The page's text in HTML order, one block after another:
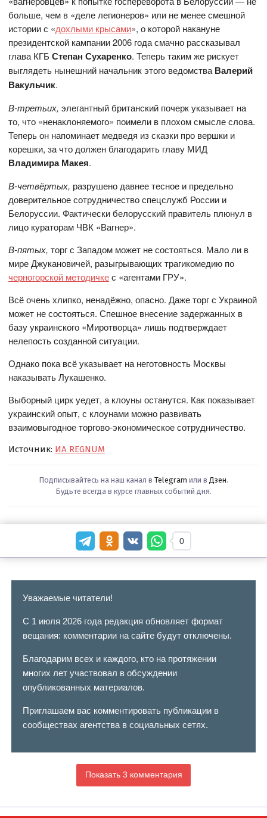
больше, чем в «деле легионеров» или не менее смешной
истории с «дохлыми крысами», о которой накануне
президентской кампании 2006 года смачно рассказывал
глава КГБСтепан Сухаренко. Теперь таким же рискует
выглядеть нынешний начальник этого ведомства Валерий
Вакульчик.
В-третьих, элегантный британский почерк указывает на
то, что «ненаклоняемого» поимели в плохом смысле слова.
Теперь он напоминает медведя из сказки про вершки и
корешки, за что должен благодарить главу МИД
Владимира Макея.
В-четвёртых, разрушено давнее тесное и предельно
доверительное сотрудничество спецслужб России и
Белоруссии. Фактически белорусский правитель плюнул в
лицо кураторам ЧВК «Вагнер».
В-пятых, торг с Западом может не состояться. Мало ли в
мире Джукановичей, разыгрывающих трагикомедию по
черногорской методичкес «агентами ГРУ».
Всё очень хлипко, ненадёжно, опасно. Даже торг с Украиной
может не состояться. Спешное внесение задержанных в
базу украинского «Миротворца» лишь подтверждает
нелепость созданной ситуации.
Однако пока всё указывает на неготовность Москвы
наказывать Лукашенко.
Выборный цирк уедет, а клоуны останутся. Как показывает
украинский опыт, с клоунами можно развивать
взаимовыгодное торгово-экономическое сотрудничество.
Источник: ИА REGNUM
Подписывайтесь на наш канал в Telegram или в Дзен.
Будьте всегда в курсе главных событий дня.
0
Уважаемые читатели!
С 1 июля 2026 года редакция обновляет формат
вещания: комментарии на сайте будут отключены.
Благодарим всех и каждого, кто на протяжении
многих лет участвовал в обсуждении
опубликованных материалов.
Приглашаем вас комментировать публикации в
сообществах агентства в социальных сетях.
Показать 3 комментария